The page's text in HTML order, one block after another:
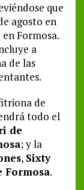
que
agosto en
Formosa.
a
de las
de
todo el
de
; y la
, Sixty
Formosa.